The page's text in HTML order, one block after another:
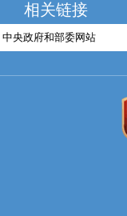
相关链接